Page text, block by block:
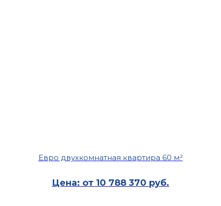
Евро двухкомнатная квартира 60 м²
Цена: от 10 788 370 руб.